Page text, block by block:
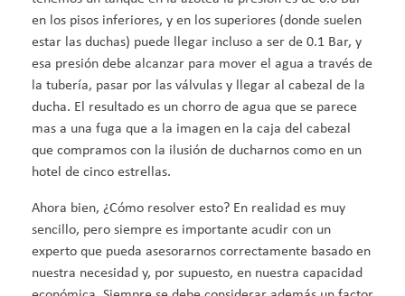
en los pisos inferiores, y en los superiores (donde suelen
estar las duchas) puede llegar incluso a ser de 0.1 Bar, y
esa presión debe alcanzar para mover el agua a través de
la tubería, pasar por las válvulas y llegar al cabezal de la
ducha. El resultado es un chorro de agua que se parece
mas a una fuga que a la imagen en la caja del cabezal
que compramos con la ilusión de ducharnos como en un
hotel de cinco estrellas.
Ahora bien, ¿Cómo resolver esto? En realidad es muy
sencillo, pero siempre es importante acudir con un
experto que pueda asesorarnos correctamente basado en
nuestra necesidad y, por supuesto, en nuestra capacidad